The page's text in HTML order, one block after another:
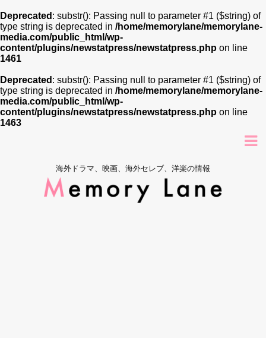
Deprecated : substr(): Passing null to parameter #1 ($string) of
type string is deprecated in /home/memorylane/memorylane-
media.com/public_html/wp-
content/plugins/newstatpress/newstatpress.php on line
1461
Deprecated : substr(): Passing null to parameter #1 ($string) of
type string is deprecated in /home/memorylane/memorylane-
media.com/public_html/wp-
content/plugins/newstatpress/newstatpress.php on line
1463
海外ドラマ、映画、海外セレブ、洋楽の情報